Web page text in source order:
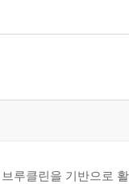
브루클린을 기반으로